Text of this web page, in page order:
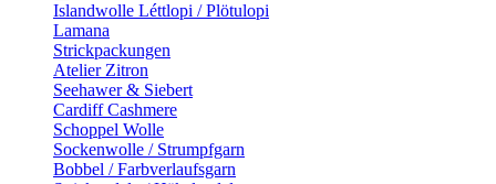
Islandwolle Léttlopi / Plötulopi
Lamana
Strickpackungen
Atelier Zitron
Seehawer & Siebert
Cardiff Cashmere
Schoppel Wolle
Sockenwolle / Strumpfgarn
Bobbel / Farbverlaufsgarn